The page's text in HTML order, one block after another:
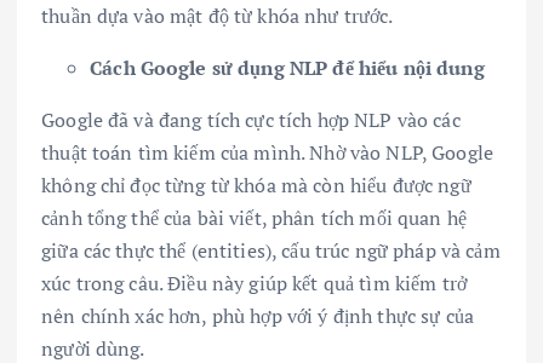
thuần dựa vào mật độ từ khóa như trước.
Cách Google sử dụng NLP để hiểu nội dung
Google đã và đang tích cực tích hợp NLP vào các
thuật toán tìm kiếm của mình. Nhờ vào NLP, Google
không chỉ đọc từng từ khóa mà còn hiểu được ngữ
cảnh tổng thể của bài viết, phân tích mối quan hệ
giữa các thực thể (entities), cấu trúc ngữ pháp và cảm
xúc trong câu. Điều này giúp kết quả tìm kiếm trở
nên chính xác hơn, phù hợp với ý định thực sự của
người dùng.